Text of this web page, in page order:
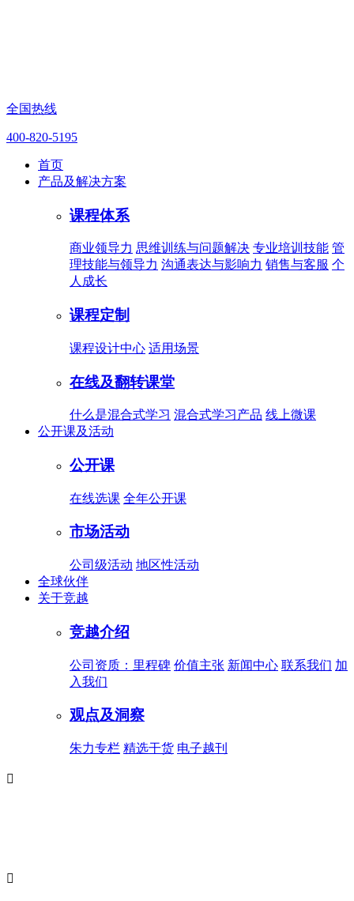
全国热线
400-820-5195
首页
产品及解决方案
课程体系
商业领导力 思维训练与问题解决 专业培训技能 管
理技能与领导力 沟通表达与影响力 销售与客服 个
人成长
课程定制
课程设计中心 适用场景
在线及翻转课堂
什么是混合式学习 混合式学习产品 线上微课
公开课及活动
公开课
在线选课 全年公开课
市场活动
公司级活动 地区性活动
全球伙伴
关于竞越
竞越介绍
公司资质：里程碑 价值主张 新闻中心 联系我们 加
入我们
观点及洞察
朱力专栏 精选干货 电子越刊

